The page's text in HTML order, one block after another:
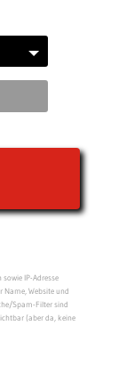
IP-Adresse
Website und
Spam-Filter sind
(aber da, keine